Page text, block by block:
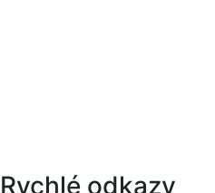
Rychlé odkazy